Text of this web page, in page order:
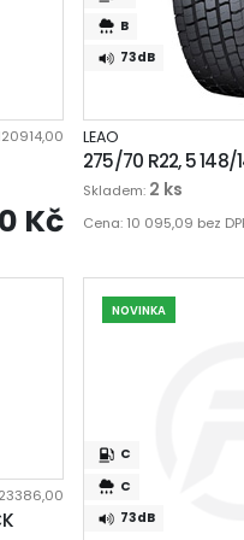
Kč
B
73dB
LEAO
275/70 R22, 5 148/
Skladem: 2 ks
Cena: 10 095,09 bez
NOVINKA
C
C
73dB